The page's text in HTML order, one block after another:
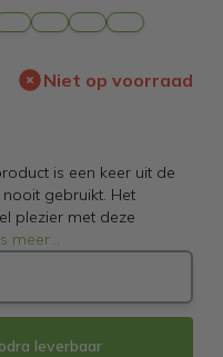
Niet op voorraad
is een keer uit de
gebruikt. Het
plezier met deze
meer...
leverbaar